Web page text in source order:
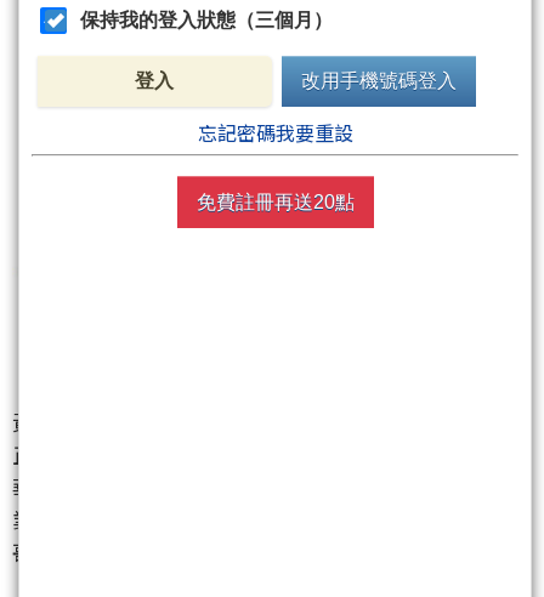
黃仁勳發表RTX Spark筆電，市場解讀為AI PC新戰場
正式開打，資金快速湧入相關供應鏈。
華碩
業達
哥氣勢明顯回溫。PC概念股也集體表態，微星
保持我的登入狀態（三個月）
登入 改用手機號碼登入
忘記密碼我要重設
免費註冊再送20點